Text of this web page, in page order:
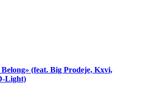
(feat. Big Prodeje, Kxvi,
Light)